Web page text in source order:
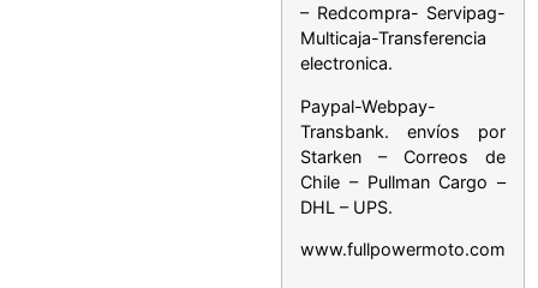
– Redcompra- Servipag-
Multicaja-Transferencia
electronica.
Paypal-Webpay-
Transbank. envíos por
Starken – Correos de
Chile – Pullman Cargo –
DHL – UPS.
www.fullpowermoto.com